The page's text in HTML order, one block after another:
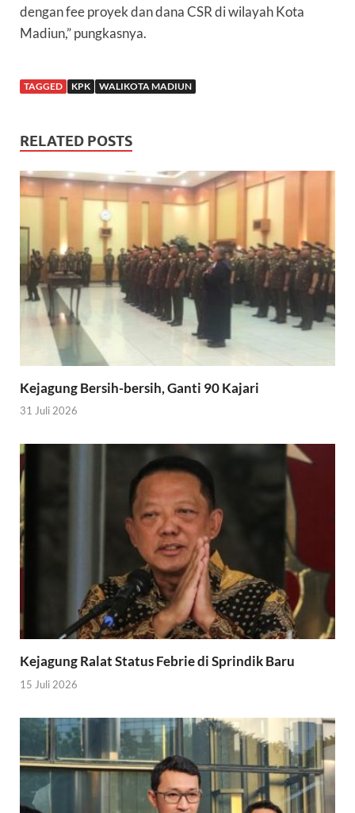
dengan fee proyek dan dana CSR di wilayah Kota
Madiun,” pungkasnya.
TAGGED KPK WALIKOTA MADIUN
RELATED POSTS
Kejagung Bersih-bersih, Ganti 90 Kajari
31 Juli 2026
Kejagung Ralat Status Febrie di Sprindik Baru
15 Juli 2026